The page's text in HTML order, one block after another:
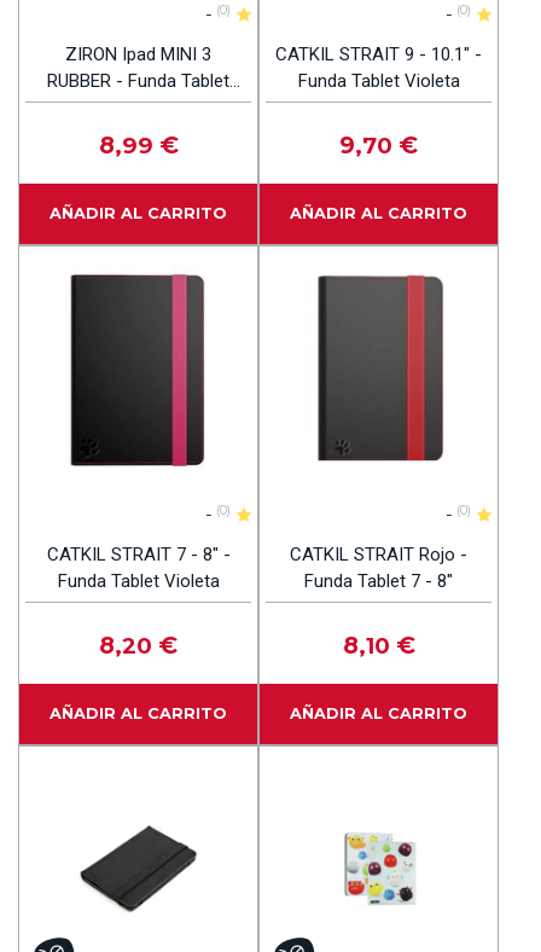
- (0)
ZIRON Ipad MINI 3
RUBBER - Funda Tablet
Black
8,99 €
AÑADIR AL CARRITO
- (0)
CATKIL STRAIT 9 - 10.1" -
Funda Tablet Violeta
9,70 €
AÑADIR AL CARRITO
- (0)
CATKIL STRAIT 7 - 8" -
Funda Tablet Violeta
8,20 €
AÑADIR AL CARRITO
- (0)
CATKIL STRAIT Rojo -
Funda Tablet 7 - 8"
8,10 €
AÑADIR AL CARRITO